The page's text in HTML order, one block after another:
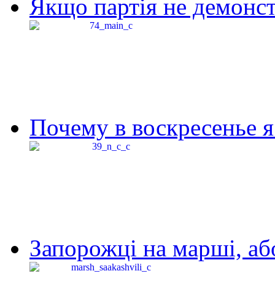
Якщо партія не
Почему в воскресенье
Запорожці на марші,